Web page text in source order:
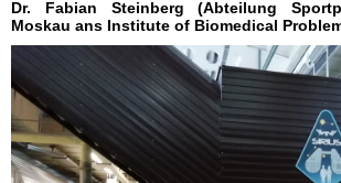
Dr. Fabian Steinberg (Abteilung
Moskau ans Institute of Biomedical